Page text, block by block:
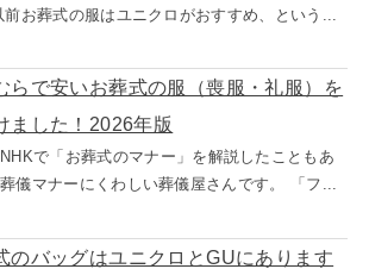
お葬式の服はユニクロがおすすめ、という...
らで安いお葬式の服（喪服・礼服）を
ました！2026年版
で「お葬式のマナー」を解説したこともあ
儀マナーにくわしい葬儀屋さんです。 「フ...
のバッグはユニクロとGUにあります